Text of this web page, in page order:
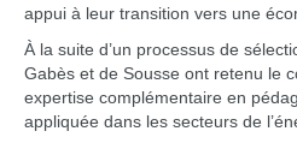
appui à leur transition vers une
À la suite d’un processus de
Gabès et de Sousse ont retenu le
expertise complémentaire en
appliquée dans les secteurs de